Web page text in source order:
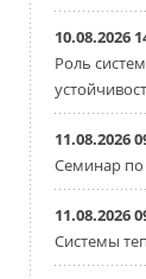
10.08.2026
Роль
11.08.2026
Семинар по
11.08.2026
Системы